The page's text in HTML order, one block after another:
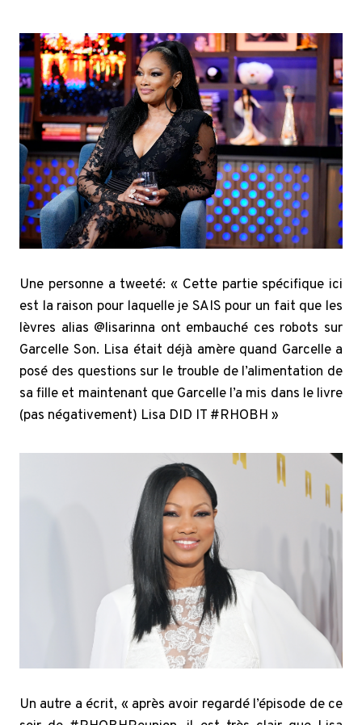
Une personne a tweeté: « Cette partie spécifique ici
est la raison pour laquelle je SAIS pour un fait que les
lèvres alias @lisarinna ont embauché ces robots sur
Garcelle Son. Lisa était déjà amère quand Garcelle a
posé des questions sur le trouble de l’alimentation de
sa fille et maintenant que Garcelle l’a mis dans le livre
(pas négativement) Lisa DID IT #RHOBH »
Un autre a écrit, « après avoir regardé l’épisode de ce